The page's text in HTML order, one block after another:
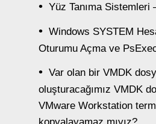
Yüz Tanıma
Windows SYSTEM
Oturumu Açma ve
Var olan bir VMDK
oluşturacağımız VMDK
VMware Workstation